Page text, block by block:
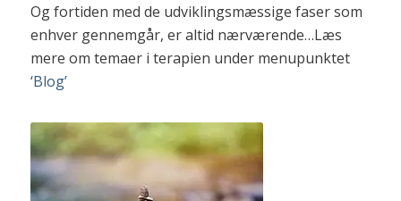
Og fortiden med de udviklingsmæssige faser som
enhver gennemgår, er altid nærværende…Læs
mere om temaer i terapien under menupunktet
‘Blog’